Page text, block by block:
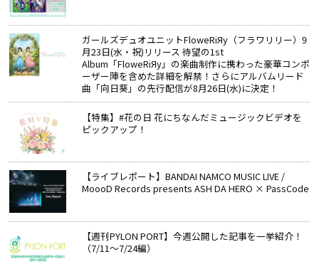
ガールズデュオユニットFloweRiЯy（フラワリリー）9
月23日(水・祝)リリース 待望の1st
Album「FloweRiЯy」の楽曲制作に携わった豪華コンポ
ーザー陣を含めた詳細を解禁！さらにアルバムリード
曲「向日葵」の先行配信が8月26日(水)に決定！
【特集】#花の日 花にちなんだミュージックビデオを
ピックアップ！
【ライブレポート】BANDAI NAMCO MUSIC LIVE /
MoooD Records presents ASH DA HERO × PassCode
【週刊PYLON PORT】今週公開した記事を一挙紹介！
（7/11～7/24編）